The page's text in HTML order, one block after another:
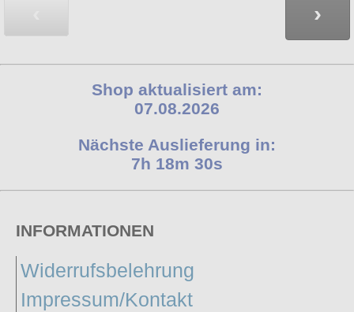
›
Shop aktualisiert am:
07.08.2026
Nächste Auslieferung in:
7h 18m 29s
INFORMATIONEN
Widerrufsbelehrung
Impressum/Kontakt